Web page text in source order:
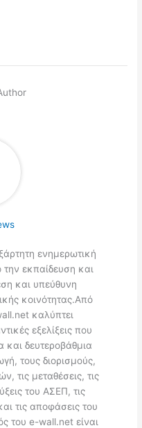
ενημερωτική
την εκπαίδευση και
και υπεύθυνη
κοινότητας.Από
καλύπτει
εξελίξεις που
δευτεροβάθμια
τους διορισμούς,
τις μεταθέσεις, τις
του ΑΣΕΠ, τις
τις αποφάσεις του
του e-wall.net είναι